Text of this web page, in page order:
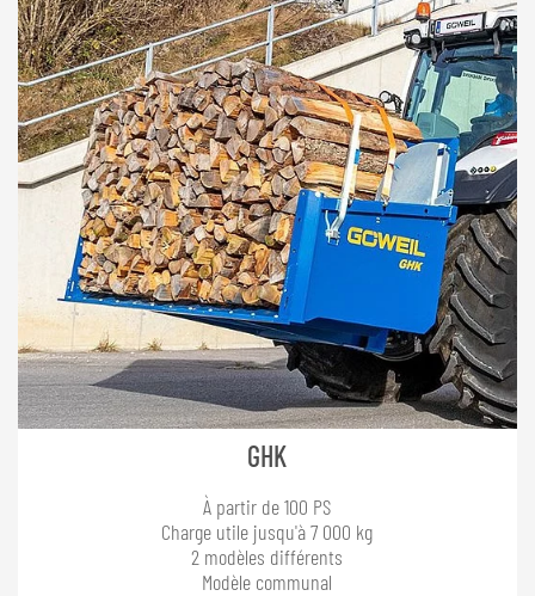
GHK
À partir de 100 PS
Charge utile jusqu'à 7 000 kg
2 modèles différents
Modèle communal